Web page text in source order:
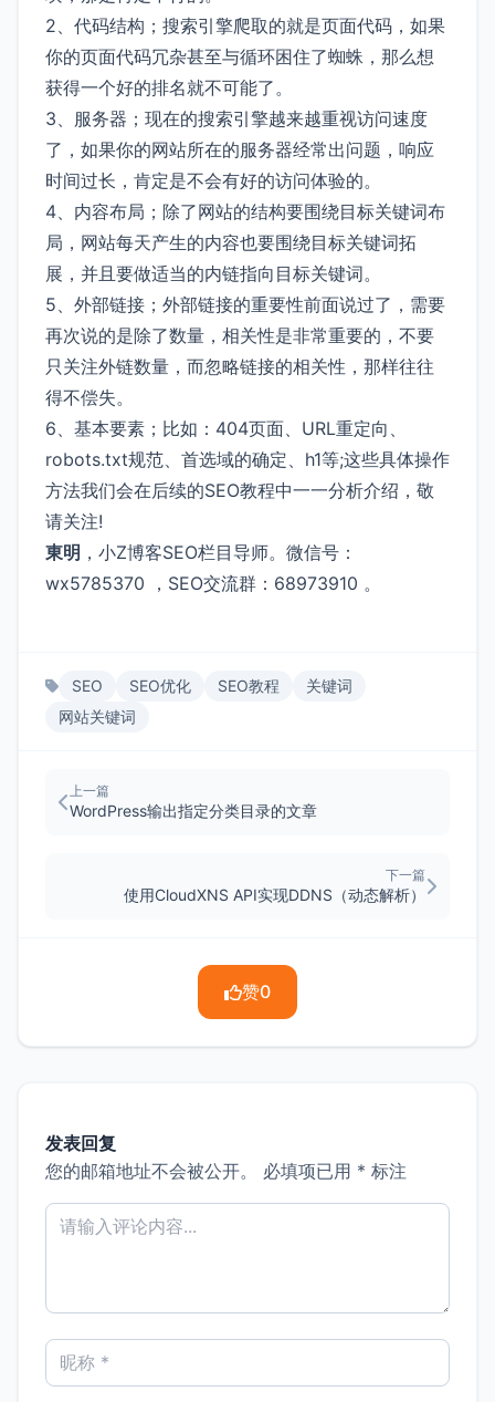
2、代码结构；搜索引擎爬取的就是页面代码，如果
你的页面代码冗杂甚至与循环困住了蜘蛛，那么想
获得一个好的排名就不可能了。
3、服务器；现在的搜索引擎越来越重视访问速度
了，如果你的网站所在的服务器经常出问题，响应
时间过长，肯定是不会有好的访问体验的。
4、内容布局；除了网站的结构要围绕目标关键词布
局，网站每天产生的内容也要围绕目标关键词拓
展，并且要做适当的内链指向目标关键词。
5、外部链接；外部链接的重要性前面说过了，需要
再次说的是除了数量，相关性是非常重要的，不要
只关注外链数量，而忽略链接的相关性，那样往往
得不偿失。
6、基本要素；比如：404页面、URL重定向、
robots.txt规范、首选域的确定、h1等;这些具体操作
方法我们会在后续的SEO教程中一一分析介绍，敬
请关注!
東明 ，小Z博客SEO栏目导师。微信号：
wx5785370 ，SEO交流群：68973910 。
SEO SEO优化 SEO教程
关键词
网站关键词
上一篇
WordPress输出指定分类目录的文章
下一篇
使用CloudXNS API实现DDNS（动态解析）
赞0
发表回复
您的邮箱地址不会被公开。
必填项已用 * 标注